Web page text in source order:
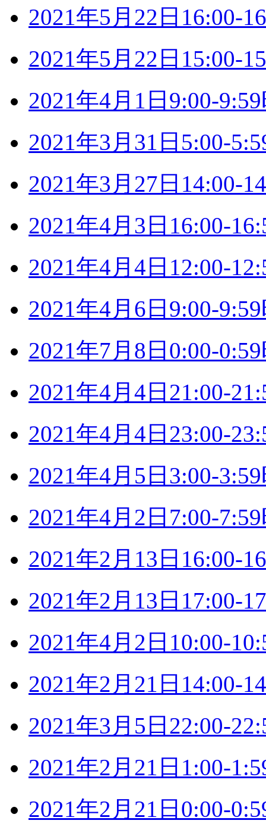
2021年5月22日16:00-
2021年5月22日15:00-
2021年4月1日9:00-
2021年3月31日5:00-
2021年3月27日14:00-
2021年4月3日16:00-
2021年4月4日12:00-
2021年4月6日9:00-
2021年7月8日0:00-
2021年4月4日21:00-
2021年4月4日23:00-
2021年4月5日3:00-
2021年4月2日7:00-
2021年2月13日16:00-
2021年2月13日17:00-
2021年4月2日10:00-
2021年2月21日14:00-
2021年3月5日22:00-
2021年2月21日1:00-
2021年2月21日0:00-